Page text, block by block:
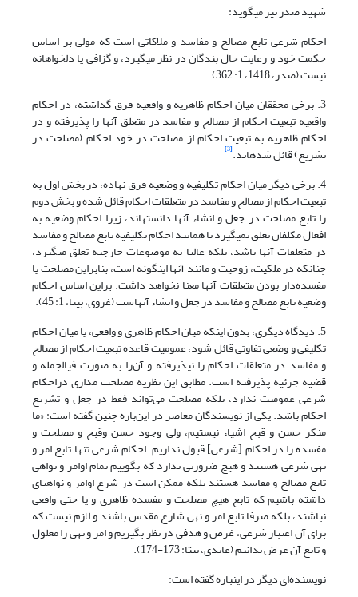
شهید صدر نیز میگوید:
احکام شرعی تابع مصالح و مفاسد و ملاکاتی است که مولی بر اساس
حکمت خود و رعایت حال بندگان در نظر می‎گیرد، و گزافی یا دل‏خواهانه
نیست (صدر، 1418، 1: 362).
3. برخی محققان میان احکام ظاهریه و واقعیه فرق گذاشته، در احکام
واقعیه تبعیت احکام از مصالح و مفاسد در متعلق آنها را پذیرفته و در
احکام ظاهریه به تبعیت احکام از مصلحت در خود احکام (مصلحت در
تشریع) قائل شده‎اند. [3]
4. برخی دیگر میان احکام تکلیفیه و وضعیه فرق نهاده، در بخش اول به
تبعیت احکام از مصالح و مفاسد در متعلقات احکام قائل شده و بخش دوم
را تابع مصلحت در جعل و انشاء آنها دانسته‎اند، زیرا احکام وضعیه به
افعال مکلفان تعلق نمی‎گیرد تا همانند احکام تکلیفیه تابع مصالح و مفاسد
در متعلقات آنها باشد، بلکه غالبا به موضوعات خارجیه تعلق می‎گیرد،
چنان‎که در ملکیت، زوجیت و مانند آنها این‎گونه است، بنابراین مصلحت یا
مفسده‌دار بودن متعلقات آنها معنا نخواهد داشت. براین اساس احکام
وضعیه تابع مصالح و مفاسد در جعل و انشاء آنهاست (غروی، بی‏تا، 1: 45).
5. دیدگاه دیگری، بدون این‎که میان احکام ظاهری و واقعی، یا میان احکام
تکلیفی و وضعی تفاوتی قائل شود، عمومیت قاعده تبعیت احکام از مصالح
و مفاسد در متعلقات احکام را نپذیرفته و آن‌را به صورت فی‎الجمله و
قضیه جزئیه پذیرفته است. مطابق این نظریه مصلحت مداری دراحکام
شرعی عمومیت ندارد، بلکه مصلحت می‌تواند فقط در جعل و تشریع
احکام باشد. یکی از نویسندگان معاصر در این‌باره چنین گفته است: «ما
منکر حسن و قبح اشیاء نیستیم، ولی وجود حسن وقبح و مصلحت و
مفسده را در احکام [شرعی] قبول نداریم. احکام شرعی تنها تابع امر و
نهی شرعی هستند و هیچ ضرورتی ندارد که بگوییم تمام اوامر و نواهی
تابع مصالح و مفاسد هستند بلکه ممکن است در شرع اوامر و نواهی‎ای
داشته باشیم که تابع هیچ مصلحت و مفسده ظاهری و یا حتی واقعی
نباشند، بلکه صرفا تابع امر و نهی شارع مقدس باشند و لازم نیست که
برای آن اعتبار شرعی، غرض و هدفی در نظر بگیریم و امر و نهی را معلول
و تابع آن غرض بدانیم (عابدی، بی‏تا: 173-174).
نویسنده‌ای دیگر در این‎باره گفته است: